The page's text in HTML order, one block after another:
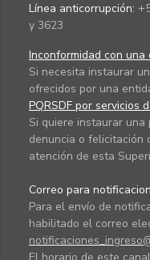
Línea anticorrupción:
y 3623
Inconformidad con una
Si necesita instaurar
ofrecidos por una
PQRSDF por servicios
Si quiere instaurar una
denuncia o felicitación
atención de esta
Correo para
Para el envío de
habilitado el correo